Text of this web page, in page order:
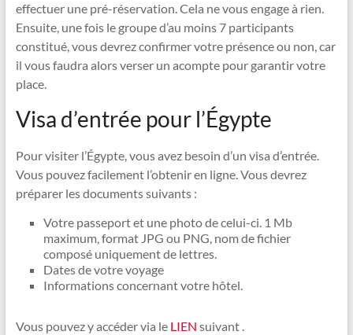
effectuer une pré-réservation. Cela ne vous engage à rien.
Ensuite, une fois le groupe d’au moins 7 participants
constitué, vous devrez confirmer votre présence ou non, car
il vous faudra alors verser un acompte pour garantir votre
place.
Visa d’entrée pour l’Égypte
Pour visiter l’Égypte, vous avez besoin d’un visa d’entrée.
Vous pouvez facilement l’obtenir en ligne. Vous devrez
préparer les documents suivants :
Votre passeport et une photo de celui-ci. 1 Mb
maximum, format JPG ou PNG, nom de fichier
composé uniquement de lettres.
Dates de votre voyage
Informations concernant votre hôtel.
Vous pouvez y accéder via le LIEN suivant .